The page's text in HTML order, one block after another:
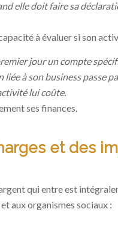
elle doit faire sa
à évaluer si son
jour un compte
liée à son business passe
lui coûte.
ses finances.
et des
qui entre est
aux organismes sociaux :